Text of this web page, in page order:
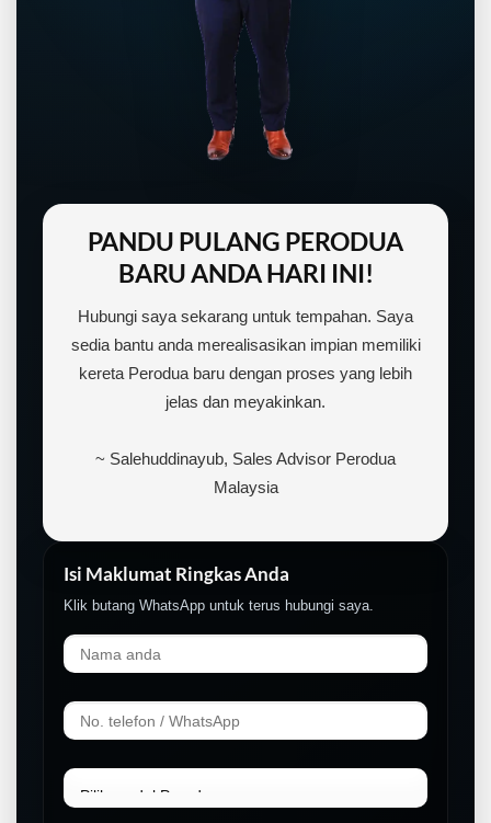
PANDU PULANG PERODUA
BARU ANDA HARI INI!
Hubungi saya sekarang untuk tempahan. Saya
sedia bantu anda merealisasikan impian memiliki
kereta Perodua baru dengan proses yang lebih
jelas dan meyakinkan.
~ Salehuddinayub, Sales Advisor Perodua
Malaysia
Isi Maklumat Ringkas Anda
Klik butang WhatsApp untuk terus hubungi saya.